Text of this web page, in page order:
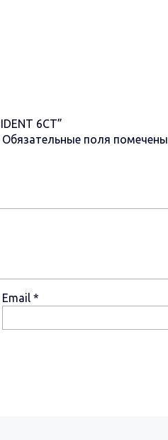
6СТ”
Обязательные поля помечены
Email *